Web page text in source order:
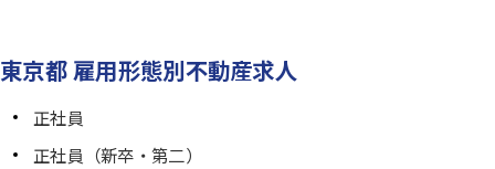
東京都 雇用形態別不動産求人
正社員
正社員（新卒・第二）